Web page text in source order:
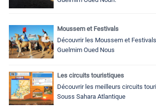
Moussem et Festivals
Découvrir les Moussem et
Guelmim Oued Nous
Les circuits touristiques
Découvrir les meilleurs circuits
Souss Sahara Atlantique